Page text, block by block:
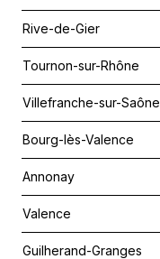
Rive-de-Gier
Tournon-sur-Rhône
Villefranche-sur-Saône
Bourg-lès-Valence
Annonay
Valence
Guilherand-Granges